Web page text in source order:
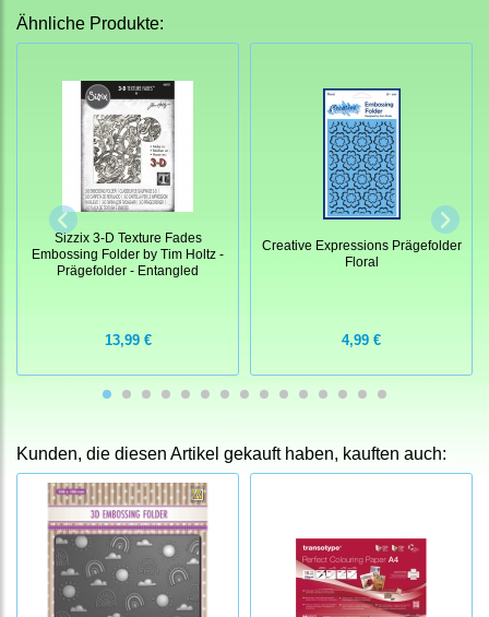
Ähnliche Produkte:
Sizzix 3-D Texture Fades
Embossing Folder by Tim Holtz -
Prägefolder - Entangled
13,99 €
Creative Expressions Prägefolder
Floral
4,99 €
Kunden, die diesen Artikel gekauft haben, kauften auch: